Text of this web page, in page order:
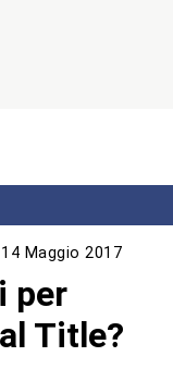
14 Maggio 2017
per
Title?